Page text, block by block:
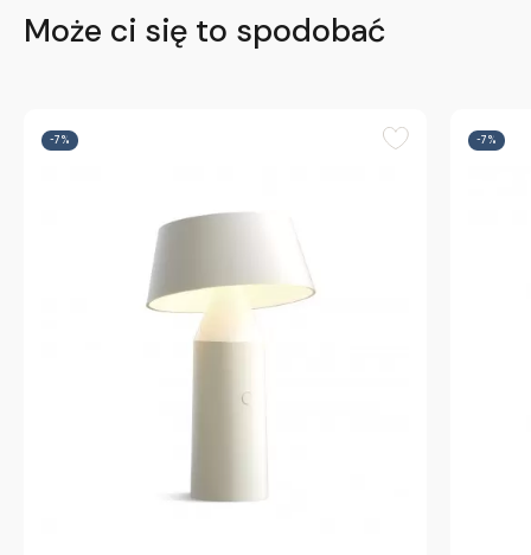
Może ci się to spodobać
-7% -7%